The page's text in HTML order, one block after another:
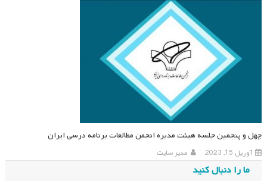
چهل و پنجمین جلسه هیئت مدیره انجمن مطالعات برنامه درسی ایران
آوریل 15, 2023 مدیر سایت
ما را دنبال کنید